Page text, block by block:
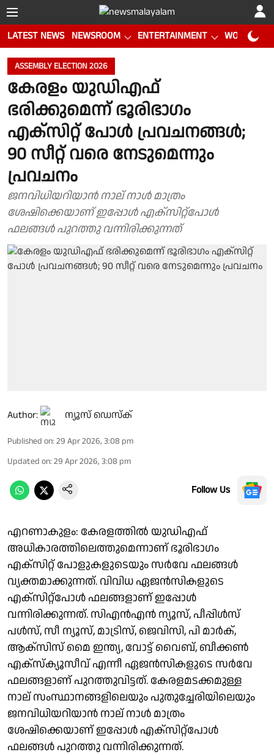
LATEST NEWS NEWSROOM ENTERTAINMENT WORLD CUP
ASSEMBLY ELECTION 2026
കേരളം യുഡിഎഫ്
ഭരിക്കുമെന്ന് ഭൂരിഭാ​ഗം
എക്സിറ്റ് പോൾ പ്രവചനങ്ങൾ;
90 സീറ്റ് വരെ നേടുമെന്നും
പ്രവചനം
ജനവിധിയറിയാൻ നാല് നാൾ മാത്രം
ശേഷിക്കെയാണ് ഇപ്പോൾ എക്സിറ്റ്പോൾ
ഫലങ്ങൾ പുറത്തു വന്നിരിക്കുന്നത്
Author: ന്യൂസ് ഡെസ്ക്
Published on: 29 Apr 2026, 3:08 pm
Updated on: 29 Apr 2026, 3:08 pm
Follow Us
എറണാകുളം: കേരളത്തിൽ യുഡിഎഫ്
അധികാരത്തിലെത്തുമെന്നാണ് ഭൂരിഭാഗം
എക്സിറ്റ് പോളുകളുടെയും സർവേ ഫലങ്ങൾ
വ്യക്തമാക്കുന്നത്. വിവിധ ഏജൻസികളുടെ
എക്സിറ്റ്പോൾ ഫലങ്ങളാണ് ഇപ്പോൾ
വന്നിരിക്കുന്നത്. സിഎൻഎൻ ന്യൂസ്, പീപ്പിള്‍സ്
പള്‍സ്, സീ ന്യൂസ്, മാട്രിസ്, ജെവിസി, പി മാർക്,
ആക്സിസ് മൈ ഇന്ത്യ, വോട്ട് വൈബ്, ബീക്കൺ
എക്സ്ക്യൂസീവ് എന്നീ ഏജൻസികളുടെ സർവേ
ഫലങ്ങളാണ് പുറത്തുവിട്ടത്. കേരളമടക്കമുള്ള
നാല് സംസ്ഥാനങ്ങളിലെയും പുതുച്ചേരിയിലെയും
ജനവിധിയറിയാൻ നാല് നാൾ മാത്രം
ശേഷിക്കെയാണ് ഇപ്പോൾ എക്സിറ്റ്പോൾ
ഫലങ്ങൾ പുറത്തു വന്നിരിക്കുന്നത്.